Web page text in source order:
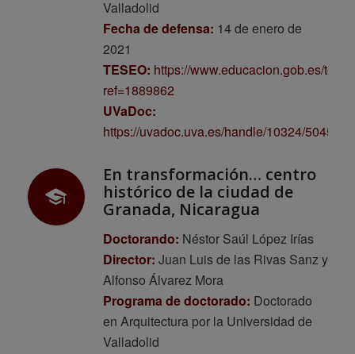
Valladolid
Fecha de defensa: 14 de enero de
2021
TESEO: https://www.educacion.gob.es/
ref=1889862
UVaDoc:
https://uvadoc.uva.es/handle/10324/50450
En transformación… centro
histórico de la ciudad de
Granada, Nicaragua
Doctorando: Néstor Saúl López Irías
Director: Juan Luis de las Rivas Sanz y
Alfonso Álvarez Mora
Programa de doctorado: Doctorado
en Arquitectura por la Universidad de
Valladolid